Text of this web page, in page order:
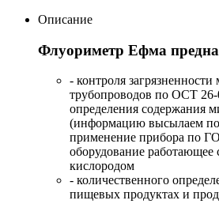
Описание
Флуориметр Ефма
- контроля
трубопроводов по ОСТ
определения содержания
(информацию высылаем
применение прибора по
оборудование работающее
кислородом
- количественного
пищевых продуктах и